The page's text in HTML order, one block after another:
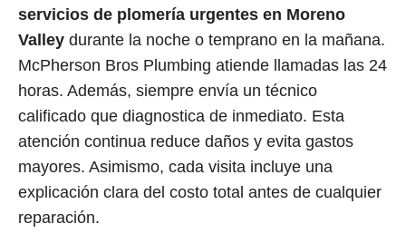
servicios de plomería urgentes en Moreno
Valley durante la noche o temprano en la mañana.
McPherson Bros Plumbing atiende llamadas las 24
horas. Además, siempre envía un técnico
calificado que diagnostica de inmediato. Esta
atención continua reduce daños y evita gastos
mayores. Asimismo, cada visita incluye una
explicación clara del costo total antes de cualquier
reparación.